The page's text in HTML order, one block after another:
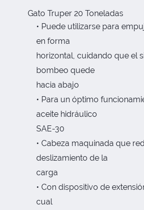
Gato Truper 20 Toneladas
• Puede utilizarse para
en forma
horizontal, cuidando que el
bombeo quede
hacia abajo
• Para un óptimo
aceite hidráulico
SAE-30
• Cabeza maquinada que
deslizamiento de la
carga
• Con dispositivo de
cual